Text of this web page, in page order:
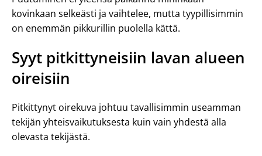
kovinkaan selkeästi ja vaihtelee, mutta tyypillisimmin
on enemmän pikkurillin puolella kättä.
Syyt pitkittyneisiin lavan alueen
oireisiin
Pitkittynyt oirekuva johtuu tavallisimmin useamman
tekijän yhteisvaikutuksesta kuin vain yhdestä alla
olevasta tekijästä.